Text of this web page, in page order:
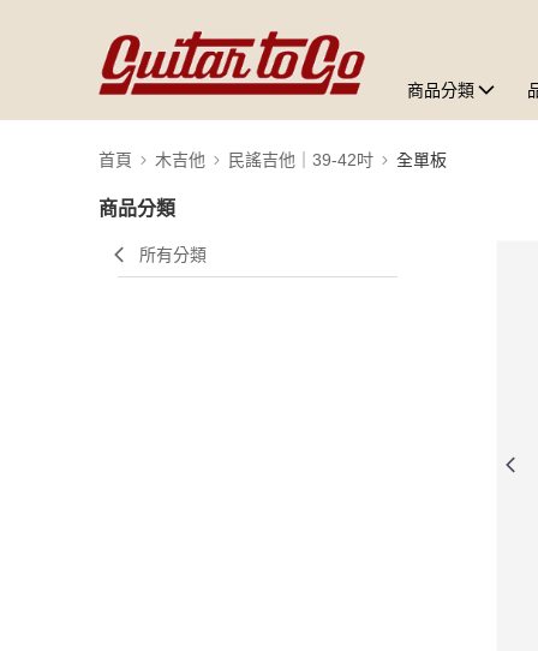
商品分類
首頁 木吉他 民謠吉他｜39-42吋 全單板
商品分類
所有分類